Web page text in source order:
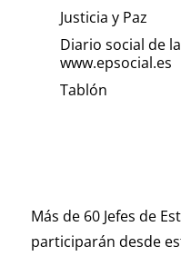
Justicia y Paz
Diario social de
www.epsocial.es
Tablón
Más de 60 Jefes de
participarán desde